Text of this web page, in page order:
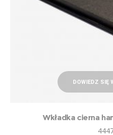
DOWIEDZ SIĘ
Wkładka cierna